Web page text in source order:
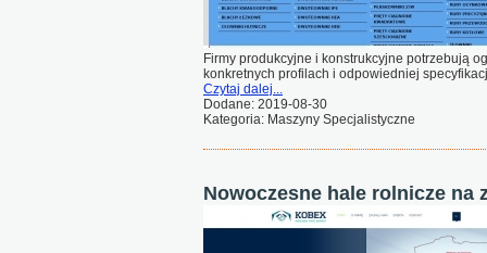
Firmy produkcyjne i konstrukcyjne potrzebują
konkretnych profilach i odpowiedniej
Czytaj dalej...
Dodane: 2019-08-30
Kategoria: Maszyny Specjalistyczne
Nowoczesne hale rolnicze na